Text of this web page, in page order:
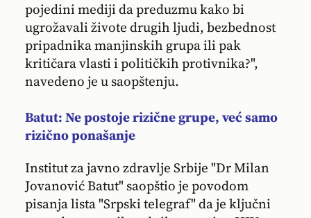
pojedini mediji da preduzmu kako bi
ugrožavali živote drugih ljudi, bezbednost
pripadnika manjinskih grupa ili pak
kritičara vlasti i političkih protivnika?",
navedeno je u saopštenju.
Batut: Ne postoje rizične grupe, već samo
rizično ponašanje
Institut za javno zdravlje Srbije "Dr Milan
Jovanović Batut" saopštio je povodom
pisanja lista "Srpski telegraf" da je ključni